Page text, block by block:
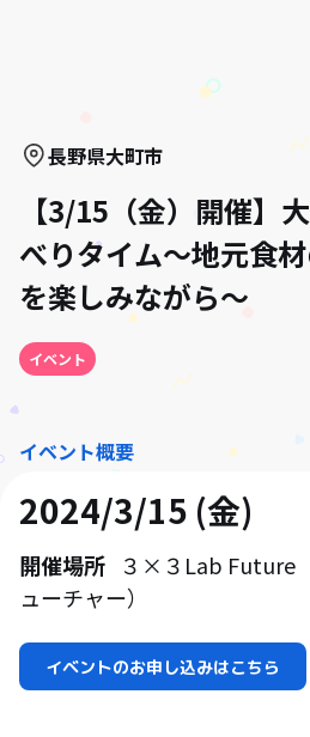
長野県大町市
【3/15（金）開催】
べりタイム～地元食
を楽しみながら～
イベント
イベント概要
2024/3/15 (金)
開催場所
３×３Lab Future
ューチャー）
イベントのお申し込みはこちら